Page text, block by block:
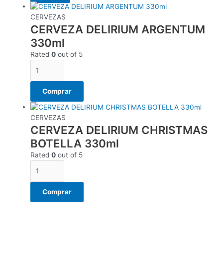
CERVEZAS
CERVEZA DELIRIUM ARGENTUM
330ml
Rated0 out of 5
Comprar
CERVEZAS
CERVEZA DELIRIUM CHRISTMAS
BOTELLA 330ml
Rated0 out of 5
Comprar